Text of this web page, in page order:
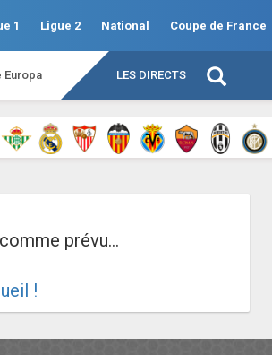
1 Ligue 2 National Coupe de France
Europa LES DIRECTS
prévu...
!